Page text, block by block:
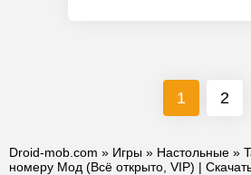
1 2
Droid-mob.com » Игры » Настольные »
номеру Мод (Всё открыто, VIP) |